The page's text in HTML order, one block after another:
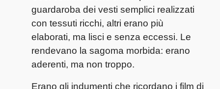
guardaroba dei vesti semplici realizzati
con tessuti ricchi, altri erano più
elaborati, ma lisci e senza eccessi. Le
rendevano la sagoma morbida: erano
aderenti, ma non troppo.
Erano gli indumenti che ricordano i film di